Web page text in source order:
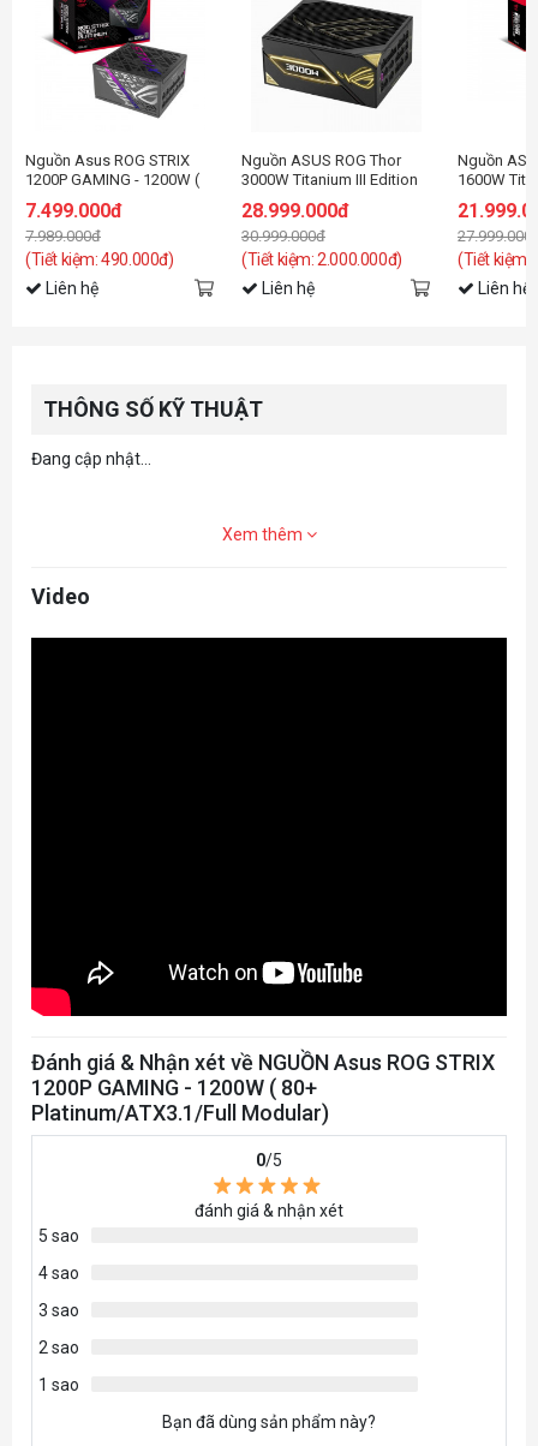
Nguồn Asus ROG STRIX
1200P GAMING - 1200W (
Modular)
7.499.000đ
7.989.000đ
(Tiết kiệm: 490.000đ)
Liên hệ
Nguồn ASUS ROG Thor
3000W Titanium III Edition
28.999.000đ
30.999.000đ
(Tiết kiệm: 2.000.000đ)
Liên hệ
Nguồn
1600W
(Tiết kiệm:
Liên hệ
THÔNG SỐ KỸ THUẬT
Đang cập nhật...
Xem thêm
Video
Đánh giá & Nhận xét về NGUỒN Asus ROG STRIX
1200P GAMING - 1200W ( 80+
Platinum/ATX3.1/Full Modular)
0/5
đánh giá & nhận xét
5 sao
4 sao
3 sao
2 sao
1 sao
Bạn đã dùng sản phẩm này?